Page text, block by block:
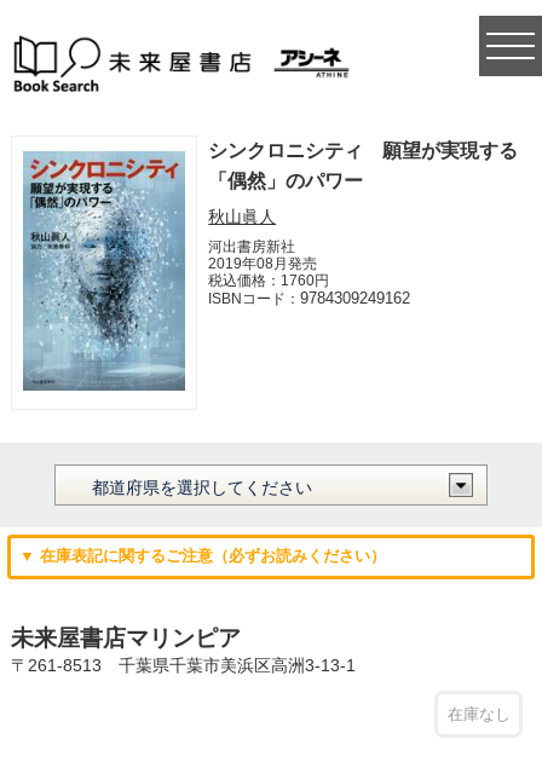
シンクロニシティ 願望が実現する
「偶然」のパワー
秋山眞人
河出書房新社
2019年08月発売
税込価格：1760円
ISBNコード：9784309249162
▼ 在庫表記に関するご注意（必ずお読みください）
未来屋書店マリンピア
〒261-8513 千葉県千葉市美浜区高洲3-13-1
在庫なし